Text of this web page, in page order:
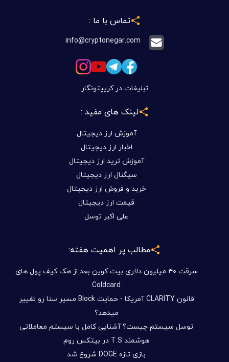
تماس با ما :
info@cryptonegar.com
تبلیغات در کریپتونگار
لینک های مفید :
آموزش ارز دیجیتال
اخبار ارز دیجیتال
آموزش ترید ارز دیجیتال
سیگنال ارز دیجیتال
خرید و فروش ارز دیجیتال
قیمت ارز دیجیتال
علی اکبر توسل
مطالب پر اهمیت هفته:
سرقت ۴۰ میلیون دلاری بیت کوین بعد از هک کیف پول های
Coldcard
قانون CLARITY آمریکا - حمایت Block مسیر سنا رو تغییر
میدهد؟
توسل سیستم چیست؟ آشنایی کامل با سیستم معاملاتی
هوشمند T.S در بیتکس روم
بازی تازه DOGE شروع شد